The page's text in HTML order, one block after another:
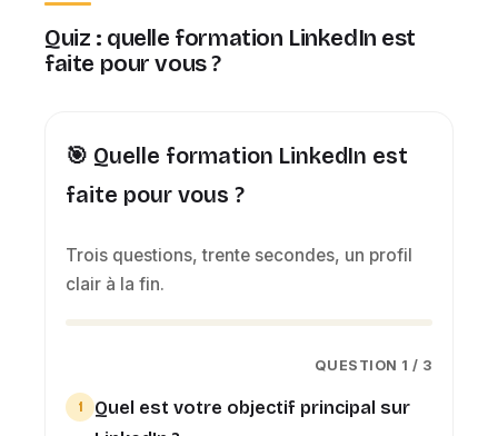
Quiz : quelle formation LinkedIn est
faite pour vous ?
🎯 Quelle formation LinkedIn est
faite pour vous ?
Trois questions, trente secondes, un profil
clair à la fin.
QUESTION 1 / 3
1
Quel est votre objectif principal sur